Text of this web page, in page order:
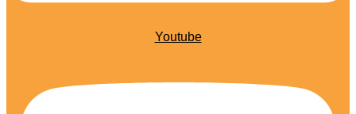
Youtube